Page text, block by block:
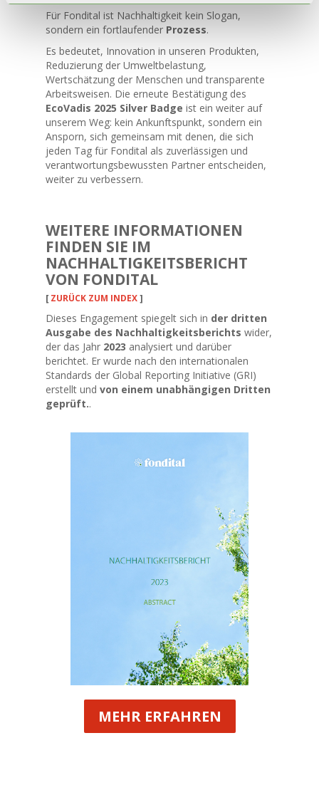
Für Fondital ist Nachhaltigkeit kein Slogan,
sondern ein fortlaufender Prozess.
Es bedeutet, Innovation in unseren Produkten,
Reduzierung der Umweltbelastung,
Wertschätzung der Menschen und transparente
Arbeitsweisen. Die erneute Bestätigung des
EcoVadis 2025 Silver Badge ist ein weiter auf
unserem Weg: kein Ankunftspunkt, sondern ein
Ansporn, sich gemeinsam mit denen, die sich
jeden Tag für Fondital als zuverlässigen und
verantwortungsbewussten Partner entscheiden,
weiter zu verbessern.
WEITERE INFORMATIONEN
FINDEN SIE IM
NACHHALTIGKEITSBERICHT
VON FONDITAL
[ ZURÜCK ZUM INDEX]
Dieses Engagement spiegelt sich in der dritten
Ausgabe des Nachhaltigkeitsberichts wider,
der das Jahr 2023 analysiert und darüber
berichtet. Er wurde nach den internationalen
Standards der Global Reporting Initiative (GRI)
erstellt und von einem unabhängigen Dritten
geprüft..
MEHR ERFAHREN